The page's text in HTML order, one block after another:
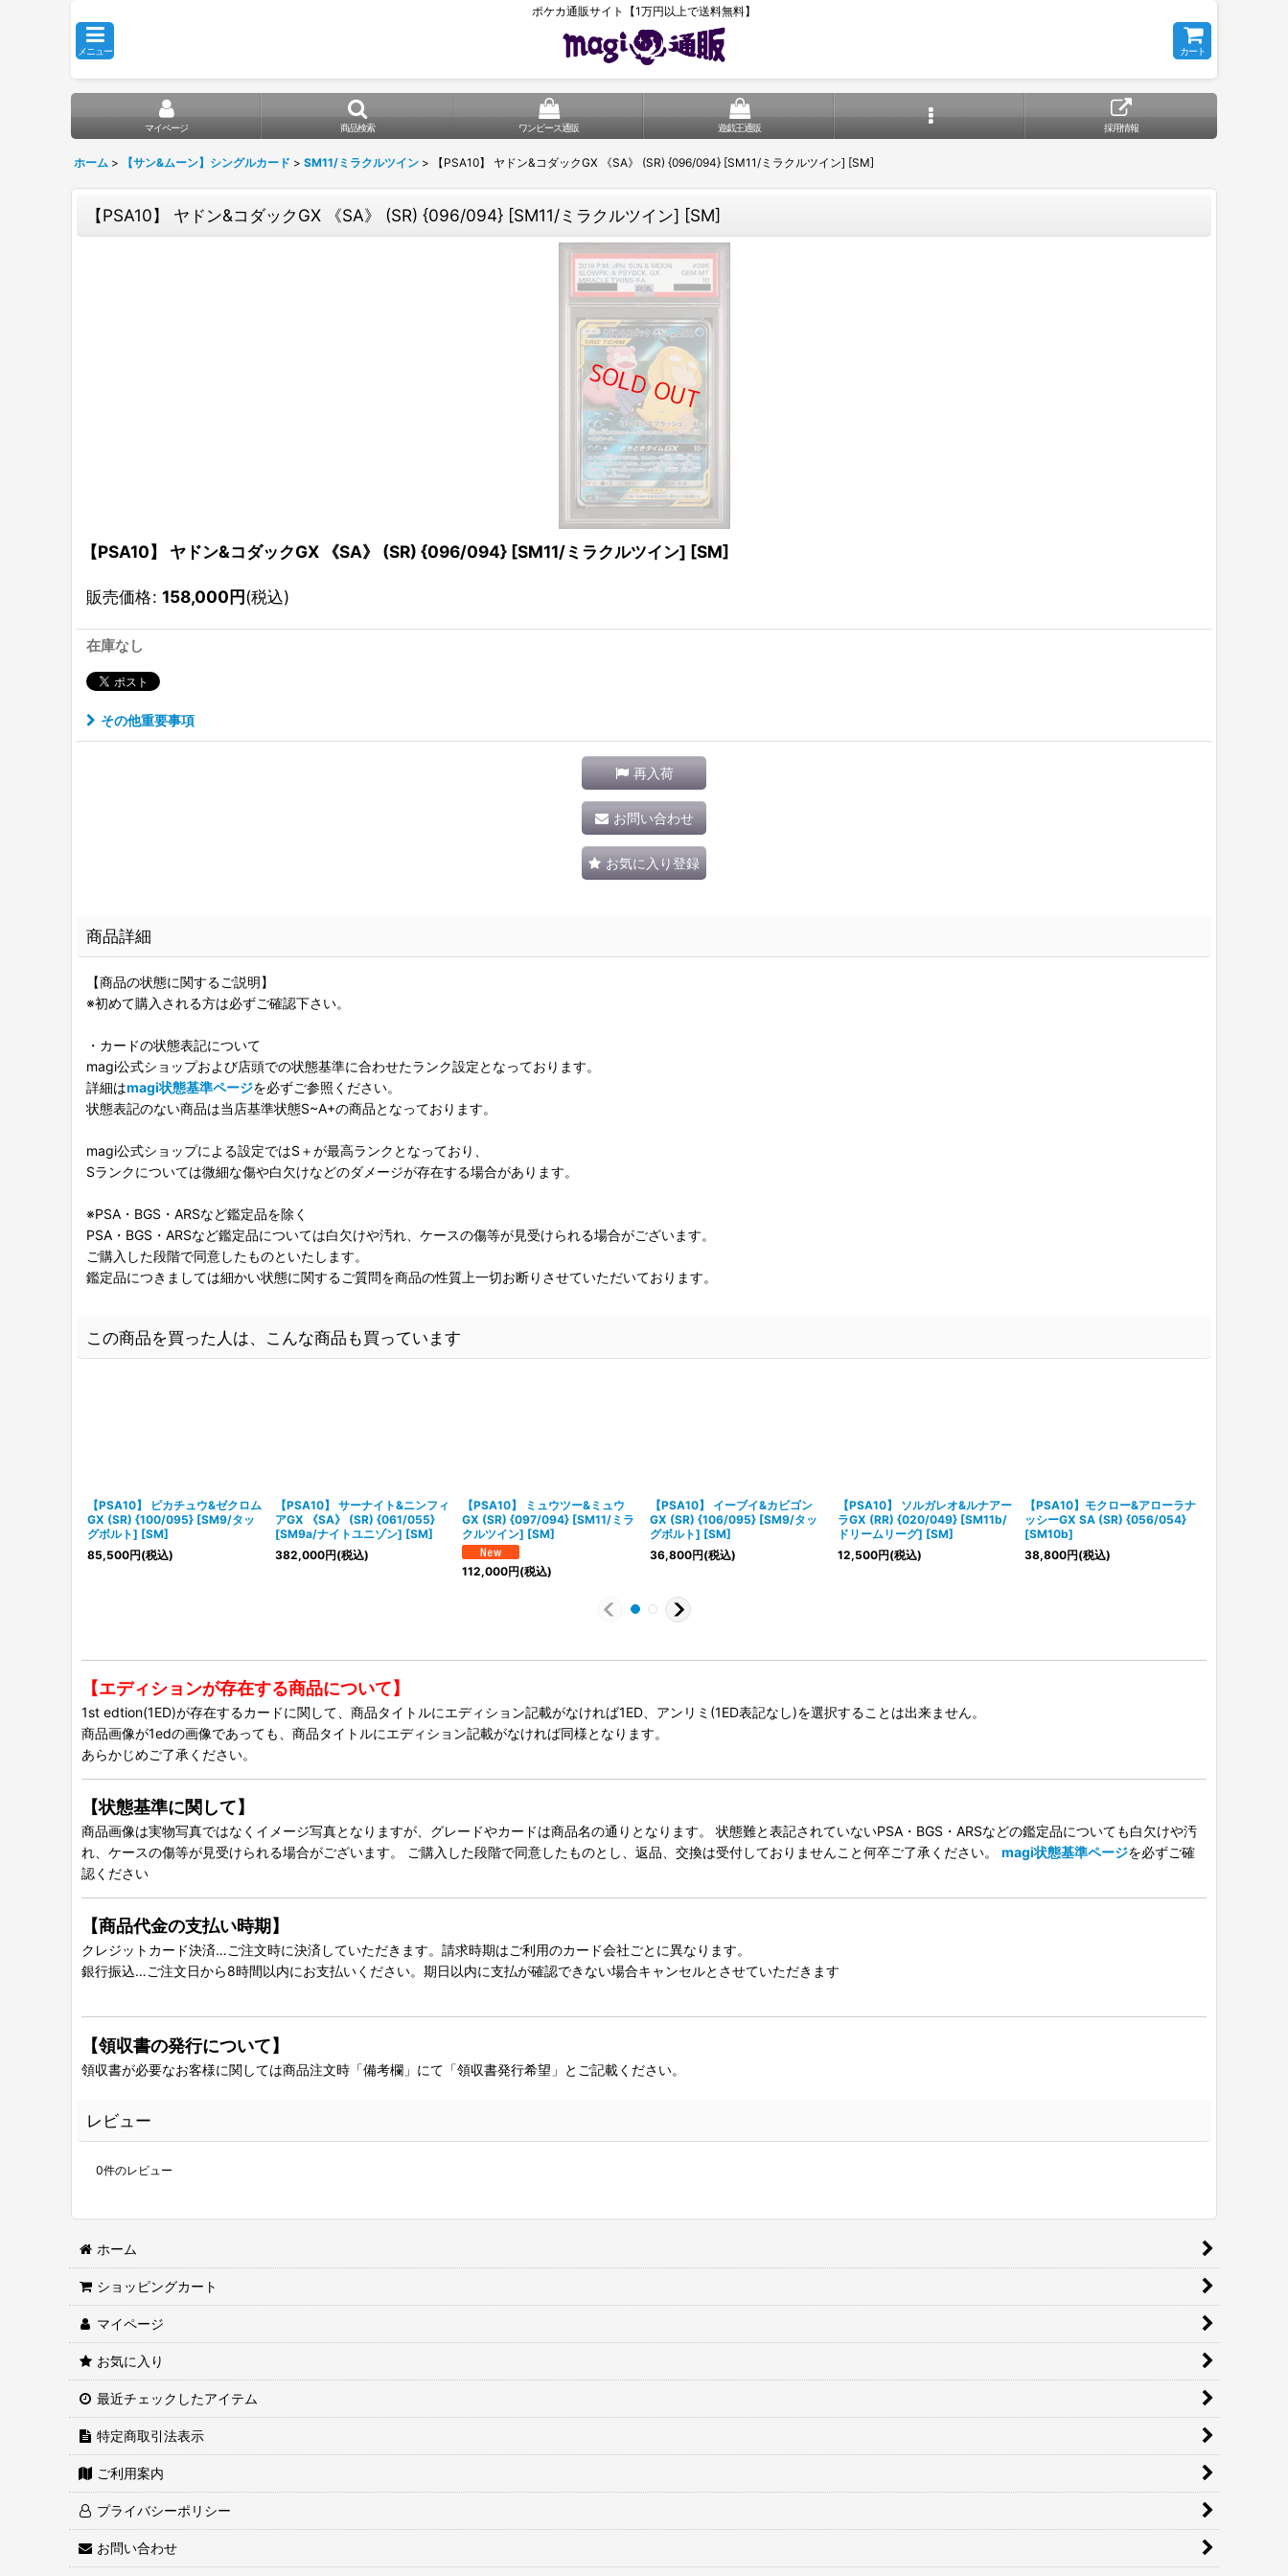
ポケカ通販サイト【1万円以上で送料無料】
メニュー カート
マイページ 商品検索 ワンピース通販 遊戯王通販 採用情報
ホーム > 【サン&ムーン】シングルカード > SM11/ミラクルツイン > 【PSA10】 ヤドン&コダックGX 《SA》 (SR) {096/094} [SM11/ミラクルツイン] [SM]
【PSA10】 ヤドン&コダックGX 《SA》 (SR) {096/094} [SM11/ミラクルツイン] [SM]
【PSA10】 ヤドン&コダックGX 《SA》 (SR) {096/094} [SM11/ミラクルツイン] [SM]
販売価格: 158,000円(税込)
在庫なし
その他重要事項
再入荷
お問い合わせ
お気に入り登録
商品詳細
【商品の状態に関するご説明】
※初めて購入される方は必ずご確認下さい。
・カードの状態表記について
magi公式ショップおよび店頭での状態基準に合わせたランク設定となっております。
詳細はmagi状態基準ページを必ずご参照ください。
状態表記のない商品は当店基準状態S~A+の商品となっております。
magi公式ショップによる設定ではS＋が最高ランクとなっており、
Sランクについては微細な傷や白欠けなどのダメージが存在する場合があります。
※PSA・BGS・ARSなど鑑定品を除く
PSA・BGS・ARSなど鑑定品については白欠けや汚れ、ケースの傷等が見受けられる場合がございます。
ご購入した段階で同意したものといたします。
鑑定品につきましては細かい状態に関するご質問を商品の性質上一切お断りさせていただいております。
この商品を買った人は、こんな商品も買っています
【PSA10】 ピカチュウ&ゼクロム
GX (SR) {100/095} [SM9/タッ
グボルト] [SM]
85,500円(税込)
【PSA10】 サーナイト&ニンフィ
アGX 《SA》 (SR) {061/055}
[SM9a/ナイトユニゾン] [SM]
382,000円(税込)
【PSA10】 ミュウツー&ミュウ
GX (SR) {097/094} [SM11/ミラ
クルツイン] [SM]
112,000円(税込)
【PSA10】 イーブイ&カビゴン
GX (SR) {106/095} [SM9/タッ
グボルト] [SM]
36,800円(税込)
【PSA10】 ソルガレオ&ルナアー
ラGX (RR) {020/049} [SM11b/
ドリームリーグ] [SM]
12,500円(税込)
【PSA10】モクロー&アローラナ
ッシーGX SA (SR) {056/054}
[SM10b]
38,800円(税込)
【エディションが存在する商品について】
1st edtion(1ED)が存在するカードに関して、商品タイトルにエディション記載がなければ1ED、アンリミ(1ED表記なし)を選択することは出来ません。
商品画像が1edの画像であっても、商品タイトルにエディション記載がなければ同様となります。
あらかじめご了承ください。
【状態基準に関して】
商品画像は実物写真ではなくイメージ写真となりますが、グレードやカードは商品名の通りとなります。 状態難と表記されていないPSA・BGS・ARSなどの鑑定品についても白欠けや汚
れ、ケースの傷等が見受けられる場合がございます。 ご購入した段階で同意したものとし、返品、交換は受付しておりませんこと何卒ご了承ください。 magi状態基準ページを必ずご確
認ください
【商品代金の支払い時期】
クレジットカード決済…ご注文時に決済していただきます。請求時期はご利用のカード会社ごとに異なります。
銀行振込…ご注文日から8時間以内にお支払いください。期日以内に支払が確認できない場合キャンセルとさせていただきます
【領収書の発行について】
領収書が必要なお客様に関しては商品注文時「備考欄」にて「領収書発行希望」とご記載ください。
レビュー
0件のレビュー
ホーム
ショッピングカート
マイページ
お気に入り
最近チェックしたアイテム
特定商取引法表示
ご利用案内
プライバシーポリシー
お問い合わせ